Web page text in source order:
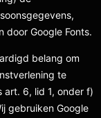
door Google Fonts.
belang om
te
art. 6, lid 1, onder f)
gebruiken Google